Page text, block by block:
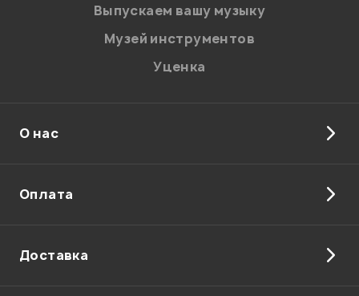
Выпускаем вашу музыку
Музей инструментов
Уценка
О нас
Оплата
Доставка